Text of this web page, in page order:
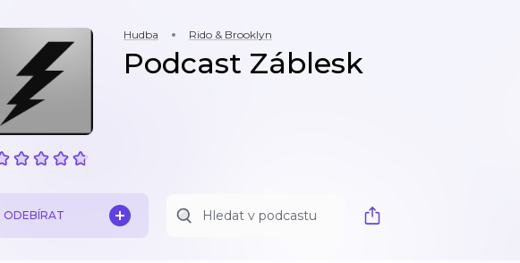
Hudba Rido & Brooklyn
Podcast Záblesk
ODEBÍRAT